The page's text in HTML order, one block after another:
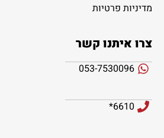
מדיניות פרטיות
צרו איתנו קשר
053-7530096
6610*